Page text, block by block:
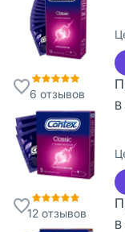
6 отзывов
12 отзывов
В
В